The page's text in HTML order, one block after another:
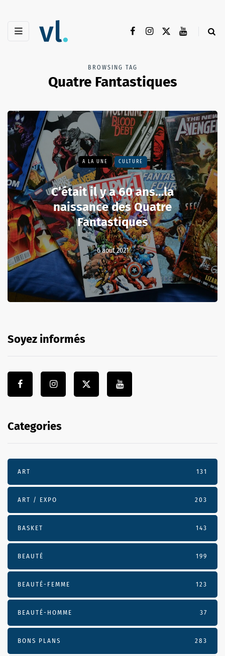
BROWSING TAG
Quatre Fantastiques
A LA UNE CULTURE
C’était il y a 60 ans…la
naissance des Quatre
Fantastiques
6 août 2021
Soyez informés
Categories
ART 131
ART / EXPO 203
BASKET 143
BEAUTÉ 199
BEAUTÉ-FEMME 123
BEAUTÉ-HOMME 37
BONS PLANS 283